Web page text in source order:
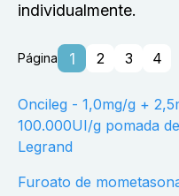
individualmente.
Página 1 2 3 4
Oncileg - 1,0mg/g + 2,5mg/g + 0,25mg/g +
100.000UI/g pomada
Legrand
Furoato de mometasona - 50mcg/acionamento com 1